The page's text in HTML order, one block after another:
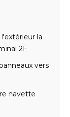
la
2F
vers
navette